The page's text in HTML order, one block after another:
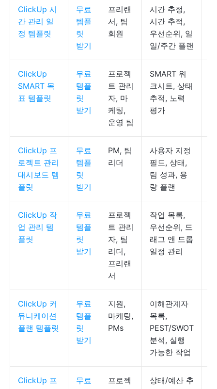
ClickUp 시
간 관리 일
정 템플릿
무료
템플
릿
받기
프리랜
서, 팀
회원
시간 추정,
시간 추적,
우선순위, 일
일/주간 플랜
ClickUp
SMART 목
표 템플릿
무료
템플
릿
받기
프로젝
트 관리
자, 마
케팅,
운영 팀
SMART 워
크시트, 상태
추적, 노력
평가
ClickUp 프
로젝트 관리
대시보드 템
플릿
무료
템플
릿
받기
PM, 팀
리더
사용자 지정
필드, 상태,
팀 성과, 용
량 플랜
ClickUp 작
업 관리 템
플릿
무료
템플
릿
받기
프로젝
트 관리
자, 팀
리더,
프리랜
서
작업 목록,
우선순위, 드
래그 앤 드롭
일정 관리
ClickUp 커
뮤니케이션
플랜 템플릿
무료
템플
릿
받기
지원,
마케팅,
PMs
이해관계자
목록,
PEST/SWOT
분석, 실행
가능한 작업
ClickUp 프
무료
프로젝
상태/예산 추